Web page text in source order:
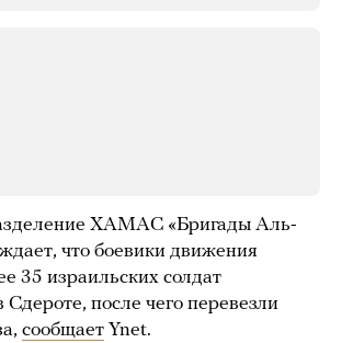
ХАМАС «Бригады Аль-
что боевики движения
35 израильских солдат
Сдероте, после чего перевезли
сообщает Ynet.